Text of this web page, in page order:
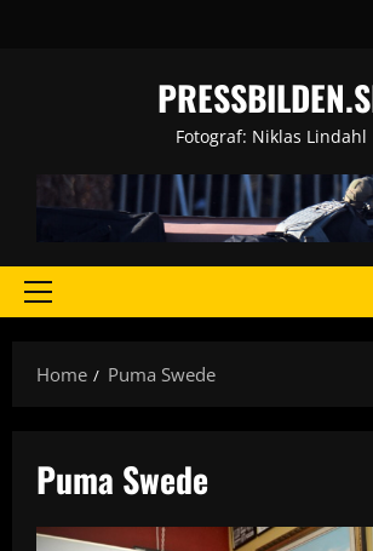
Fotograf: Niklas Lindahl
Primary
Home
Puma Swede
Puma Swede